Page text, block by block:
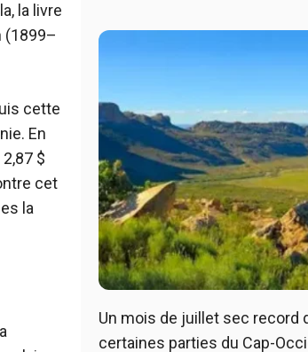
la livre
(1899–
cette
En
$
cet
la
Un mois de juillet sec record
certaines parties du Cap-